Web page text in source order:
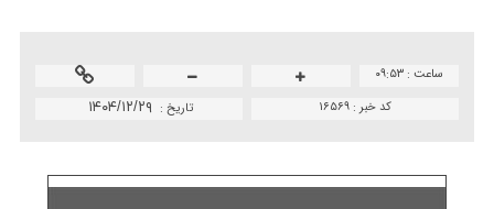
ساعت :۰۹:۵۳
تاريخ : ۱۴۰۴/۱۲/۲۹ کد خبر :۱۶۵۶۹